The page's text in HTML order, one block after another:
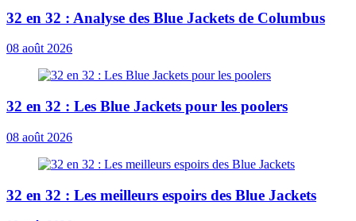
32 en 32 : Analyse des Blue Jackets de Columbus
08 août 2026
32 en 32 : Les Blue Jackets pour les poolers
08 août 2026
32 en 32 : Les meilleurs espoirs des Blue Jackets